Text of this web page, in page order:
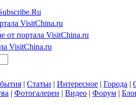
VisitChina.ru
от портала VisitChina.ru
VisitChina.ru
| Статьи | Интересное | Города |
| Фотогалереи | Видео | Форум |